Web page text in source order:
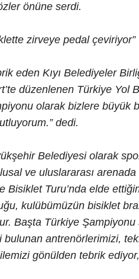
önüne serdi.
zirveye pedal çeviriyor”
eden Kıyı Belediyeler
düzenlenen Türkiye Yol
olarak bizlere büyük
dedi.
Belediyesi olarak
ve uluslararası
Bisiklet Turu’nda elde
kulübümüzün bisiklet
Başta Türkiye
bulunan antrenörlerimizi,
gönülden tebrik